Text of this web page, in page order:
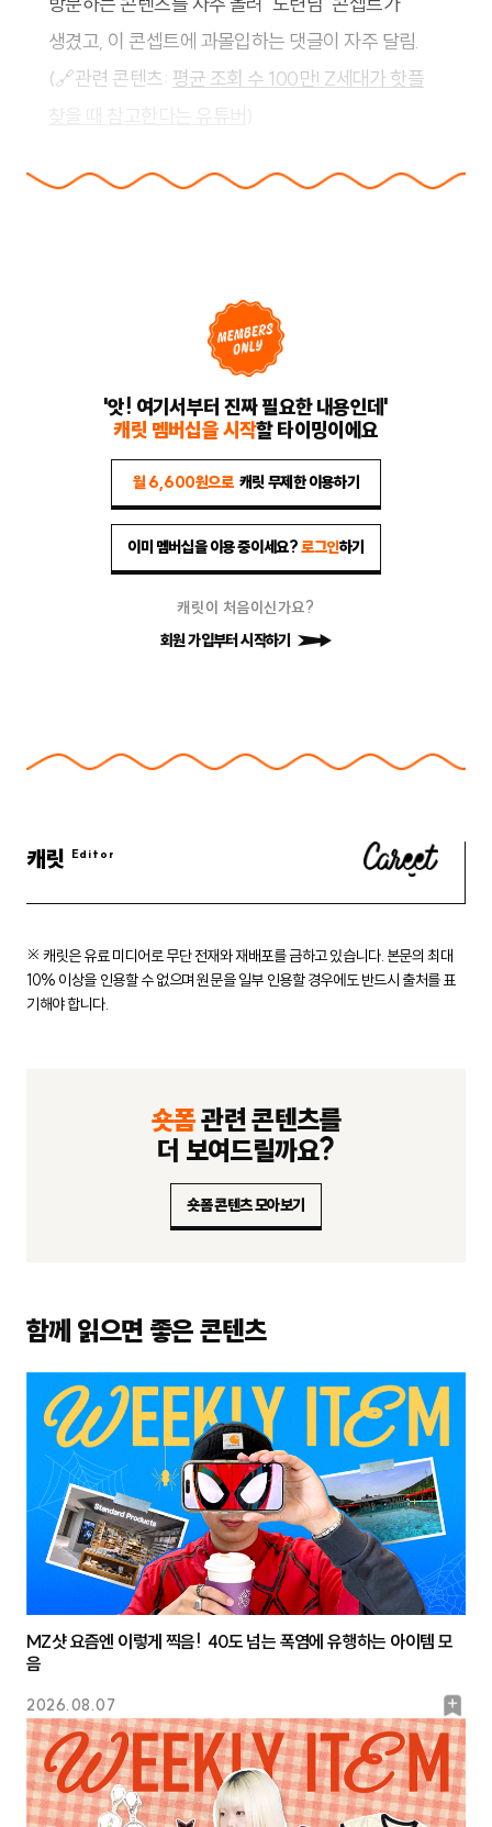
생겼고, 이 콘셉트에 과몰입하는 댓글이 자주 달림.
(🔗관련 콘텐츠: 평균 조회 수 100만! Z세대가 핫플
찾을 때 참고한다는 유튜버
'앗! 여기서부터 진짜 필요한 내용인데'
캐릿 멤버십을 시작할 타이밍이에요
월 6,600원으로 캐릿 무제한 이용하기
이미 멤버십을 이용 중이세요?로그인하기
캐릿이 처음이신가요?
회원 가입부터 시작하기
캐릿
※ 캐릿은 유료 미디어로 무단 전재와 재배포를 금하고 있습니다. 본문의 최대
10% 이상을 인용할 수 없으며 원문을 일부 인용할 경우에도반드시 출처를 표
기해야 합니다.
숏폼관련 콘텐츠를
더 보여드릴까요?
숏폼 콘텐츠 모아보기
함께 읽으면 좋은 콘텐츠
2026.08.07
북
마
크
MZ샷 요즘엔 이렇게 찍음! 40도 넘는 폭염에 유행하는 아이템 모
음